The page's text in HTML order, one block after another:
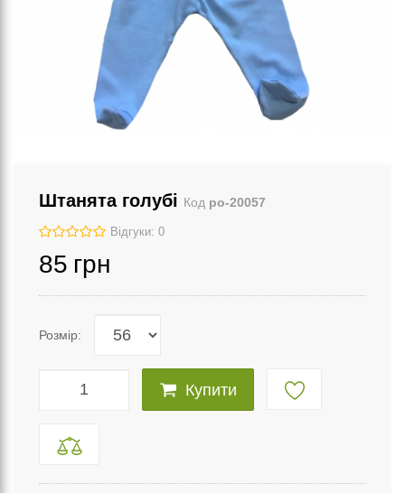
Штанята голубі Код po-20057
Відгуки: 0
85 грн
Розмір:
Купити